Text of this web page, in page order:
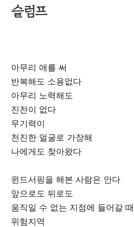
슬럼프
아무리 애를 써
반복해도 소용없다
아무리 노력해도
진전이 없다
무기력이
천진한 얼굴로 가장해
나에게도 찾아왔다
윈드서핑을 해본 사람은 안다
앞으로도 뒤로도
움직일 수 없는 지점에 들어갈
위험지역